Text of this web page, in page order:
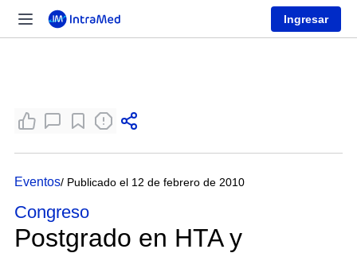
Ingresar
Eventos/ Publicado el 12 de febrero de 2010
Congreso
Postgrado en HTA y